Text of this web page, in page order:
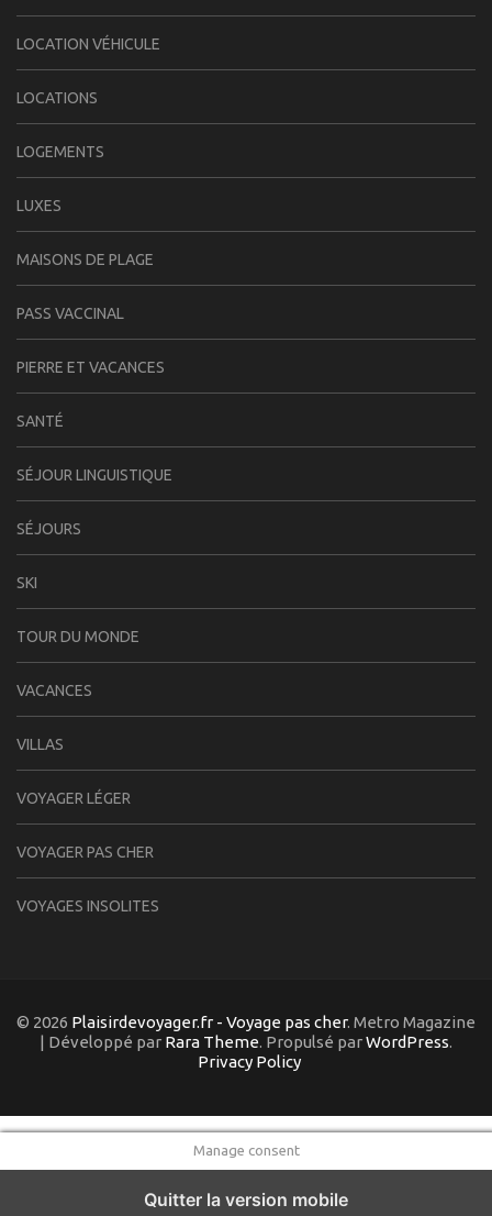
LOCATION VÉHICULE
LOCATIONS
LOGEMENTS
LUXES
MAISONS DE PLAGE
PASS VACCINAL
PIERRE ET VACANCES
SANTÉ
SÉJOUR LINGUISTIQUE
SÉJOURS
SKI
TOUR DU MONDE
VACANCES
VILLAS
VOYAGER LÉGER
VOYAGER PAS CHER
VOYAGES INSOLITES
© 2026 Plaisirdevoyager.fr - Voyage pas cher. Metro Magazine
| Développé par Rara Theme. Propulsé parWordPress.
Privacy Policy
Manage consent
Quitter la version mobile